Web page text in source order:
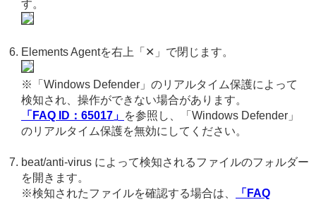
す。
Elements Agentを右上「✕」で閉じます。
※「Windows Defender」のリアルタイム保護によって
検知され、操作ができない場合があります。
「FAQ ID：65017」 を参照し、「Windows Defender」
のリアルタイム保護を無効にしてください。
beat/anti-virus によって検知されるファイルのフォルダー
を開きます。
※検知されたファイルを確認する場合は、
「FAQ